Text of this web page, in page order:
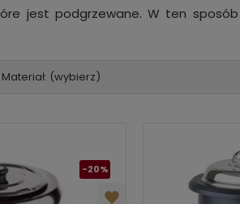
jest podgrzewane. W ten
Materiał: (wybierz)
-20%